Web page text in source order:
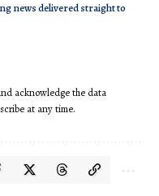
news delivered straight to
acknowledge the data
at any time.